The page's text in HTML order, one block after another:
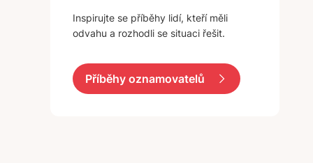
Inspirujte se příběhy lidí, kteří měli
odvahu a rozhodli se situaci řešit.
Příběhy oznamovatelů